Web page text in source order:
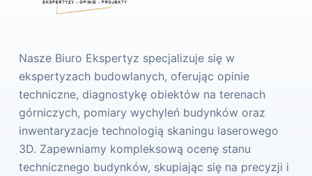
Nasze Biuro Ekspertyz specjalizuje się w
ekspertyzach budowlanych, oferując opinie
techniczne, diagnostykę obiektów na terenach
górniczych, pomiary wychyleń budynków oraz
inwentaryzacje technologią skaningu laserowego
3D. Zapewniamy kompleksową ocenę stanu
technicznego budynków, skupiając się na precyzji i